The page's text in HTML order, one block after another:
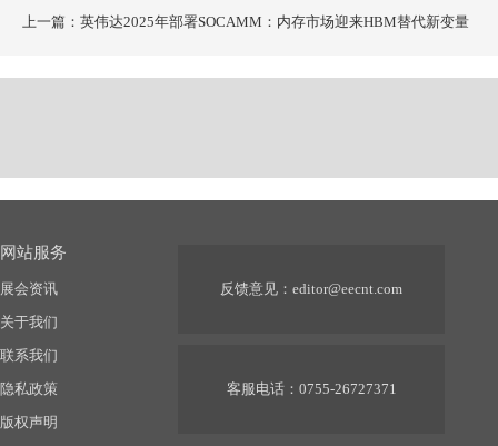
上一篇：英伟达2025年部署SOCAMM：内存市场迎来HBM替代新变量
网站服务
展会资讯
关于我们
联系我们
隐私政策
版权声明
反馈意见： editor@eecnt.com
客服电话：0755-26727371